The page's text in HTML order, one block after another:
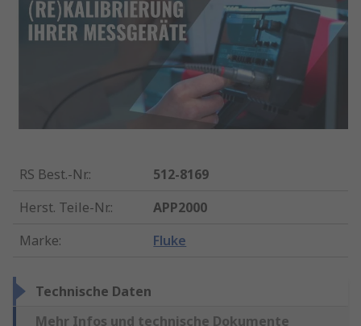
RS Best.-Nr.:
512-8169
Herst. Teile-Nr.:
APP2000
Marke: Fluke
Technische Daten
Mehr Infos und technische Dokumente